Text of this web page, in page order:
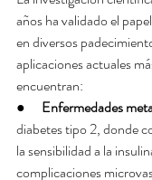
años ha validado el
en diversos
aplicaciones actuales
encuentran:
● Enfermedades
diabetes tipo 2, donde
la sensibilidad a la
complicaciones